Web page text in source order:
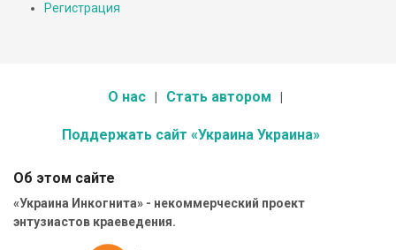
Регистрация
О нас Стать автором
Поддержать сайт «Украина Украина»
Об этом сайте
«Украина Инкогнита» - некоммерческий проект
энтузиастов краеведения.